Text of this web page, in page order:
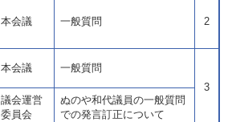
本会議 一般質問 2
本会議
一般質問
3
議会運営
委員会
ぬのや和代議員の一般質問
での発言訂正について